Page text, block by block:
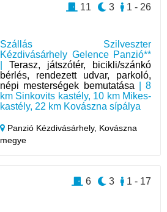
Szállás Szilveszter
Kézdivásárhely Gelence Panzió**
|Terasz, játszótér, bicikli/szánkó
bérlés, rendezett udvar, parkoló,
népi mesterségek bemutatása | 8
km Sinkovits kastély, 10 km Mikes-
kastély, 22 km Kovászna sípálya
Panzió Kézdivásárhely, Kovászna
megye
1 - 26
3
11
1 - 17
3
6